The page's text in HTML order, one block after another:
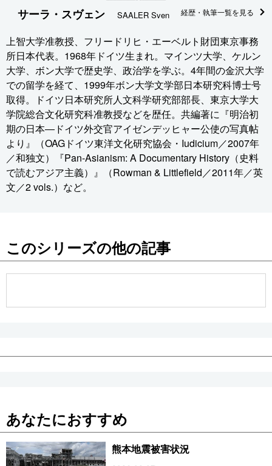
サーラ・スヴェン SAALER Sven 経歴・執筆一覧を見る
上智大学准教授、フリードリヒ・エーベルト財団東京事務
所日本代表。1968年ドイツ生まれ。マインツ大学、ケルン
大学、ボン大学で歴史学、政治学を学ぶ。4年間の金沢大学
での留学を経て、1999年ボン大学文学部日本研究科博士号
取得。ドイツ日本研究所人文科学研究部部長、東京大学大
学院総合文化研究科准教授などを歴任。共編著に『明治初
期の日本―ドイツ外交官アイゼンデッヒャー公使の写真帖
より』（OAGドイツ東洋文化研究協会・Iudicium／2007年
／和独文）『Pan-Asianism: A Documentary History（史料
で読むアジア主義）』（Rowman & Littlefield／2011年／英
文／2 vols.）など。
このシリーズの他の記事
あなたにおすすめ
熊本地震被害状況